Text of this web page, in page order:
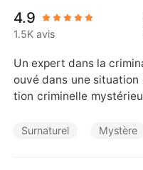
Télécharger
Milliardaire
Nouvelles
4.9
1.5K avis
Un expert dans la
ouvé dans une
tion criminelle
Contrainte à fuir,
Surnaturel Mystère